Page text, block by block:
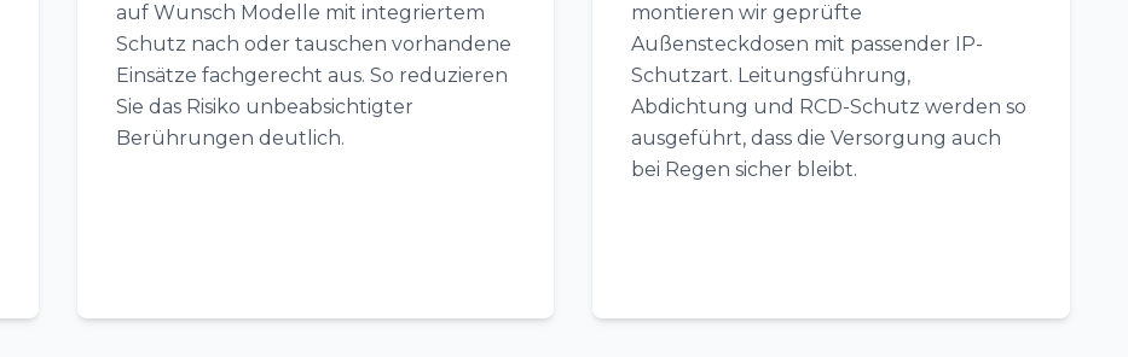
auf Wunsch Modelle mit integriertem
Schutz nach oder tauschen vorhandene
Einsätze fachgerecht aus. So reduzieren
Sie das Risiko unbeabsichtigter
Berührungen deutlich.
montieren wir geprüfte
Außensteckdosen mit passender IP-
Schutzart. Leitungsführung,
Abdichtung und RCD-Schutz werden so
ausgeführt, dass die Versorgung auch
bei Regen sicher bleibt.